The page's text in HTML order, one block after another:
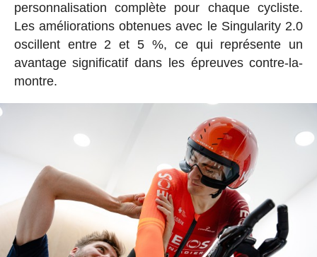
personnalisation complète pour chaque cycliste.
Les améliorations obtenues avec le Singularity 2.0
oscillent entre 2 et 5 %, ce qui représente un
avantage significatif dans les épreuves contre-la-
montre.